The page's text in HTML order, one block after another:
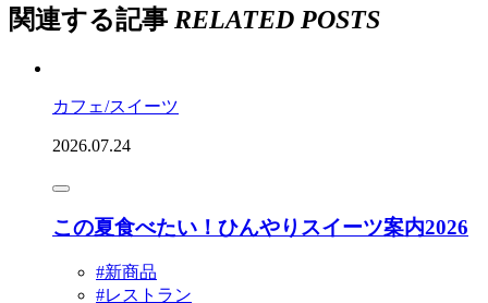
関連する記事 RELATED POSTS
カフェ/スイーツ
2026.07.24
この夏食べたい！ひんやりスイーツ案内2026
#新商品
#レストラン